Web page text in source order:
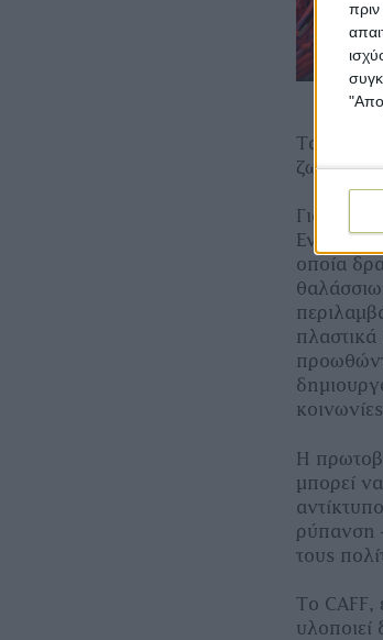
πριν
Τα νέα
ζωή σε
Για την
Εναλεία,
οποία
πλαστικά
Η
μπορεί
ρύπανση
τους
Το CAFF,
υλοποιεί